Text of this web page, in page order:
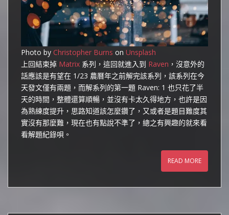
Photo by Christopher Burns on Unsplash
上回結束掉 Matrix 系列，這回就進入到 Raven ，沒意外的
話應該是有望在 1/23 農曆年之前解完該系列，該系列在今
天發文僅有兩題，而解系列的第一題 Raven: 1 也只花了半
天的時間，整體還算順暢，並沒有卡太久得地方，也許是因
為熟練度提升，思路知道該怎麼鑽了，又或者是題目難度其
實沒有那麼難，現在也有點說不準了，總之有興趣的就來看
看解題紀錄唄。
READ MORE